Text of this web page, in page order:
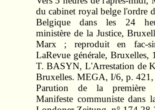
du cabinet royal belge l'ordre
Belgique dans les 24
ministère de la Justice,
Marx ; reproduit en fac-
LaRevue générale, Bruxelles,
T. BASYN, L'Arrestation de
Bruxelles. MEGA, I/6, p.
Parution de la première
Manifeste communiste dans